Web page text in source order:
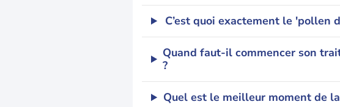
C’est quoi exactement le 'pollen
Quand faut-il commencer son
?
Quel est le meilleur moment de